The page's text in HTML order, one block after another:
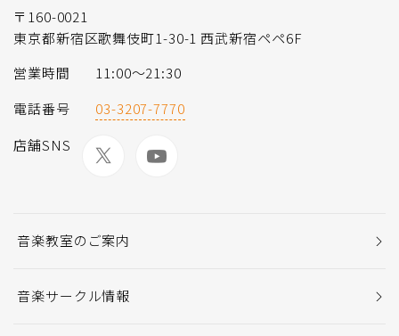
〒160-0021
東京都新宿区歌舞伎町1-30-1 西武新宿ペペ6F
営業時間
11:00～21:30
電話番号
03-3207-7770
店舗SNS
音楽教室のご案内
音楽サークル情報